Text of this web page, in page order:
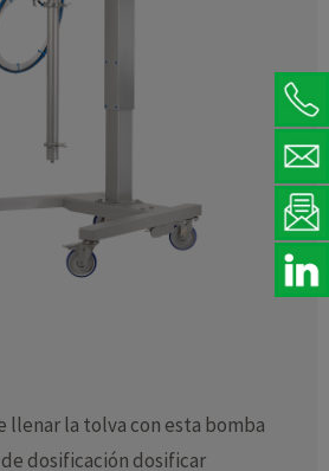
llenar la tolva con esta bomba
dosificación dosificar